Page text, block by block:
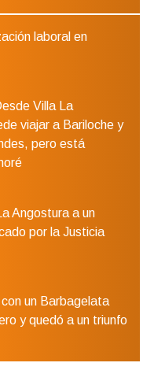
laboral en
Villa La
viajar a Bariloche y
pero está
Angostura a un
por la Justicia
un Barbagelata
y quedó a un triunfo